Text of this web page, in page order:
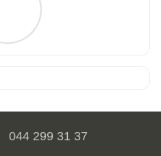
044 299 31 37